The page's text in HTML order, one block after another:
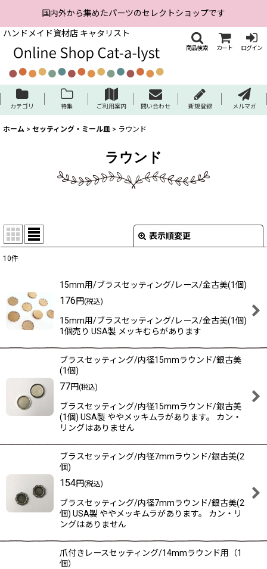
国内外から集めたパーツのセレクトショップです
ハンドメイド資材店 キャタリスト
商品検索 カート ログイン
カテゴリ 特集 ご利用案内 問い合わせ 新規登録 メルマガ
ホーム > セッティング・ミール皿 > ラウンド
ラウンド
表示順変更
在庫あり
並び順
絞り込む
10件
15mm用/ブラスセッティング/レース/金古美(1個)
176円(税込)
15mm用/ブラスセッティング/レース/金古美(1個)
1個売り USA製 メッキむらがあります
ブラスセッティング/内径15mmラウンド/銀古美
(1個)
77円(税込)
ブラスセッティング/内径15mmラウンド/銀古美
(1個) USA製 ややメッキムラがあります。 カン・
リングはありません
ブラスセッティング/内径7mmラウンド/銀古美(2
個)
154円(税込)
ブラスセッティング/内径7mmラウンド/銀古美(2
個) USA製 ややメッキムラがあります。 カン・リ
ングはありません
爪付きレースセッティング/14mmラウンド用（1
個）